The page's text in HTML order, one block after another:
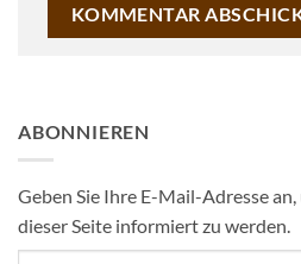
ABONNIEREN
Geben Sie Ihre E-Mail-Adresse
dieser Seite informiert zu werden.